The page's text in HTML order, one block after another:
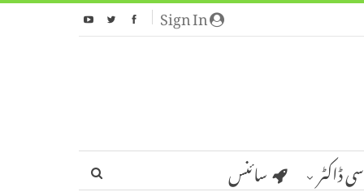
Sign In
ڈاکٹر سائنس